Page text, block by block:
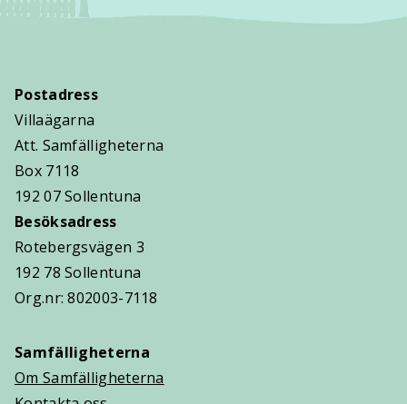
Postadress
Villaägarna
Att. Samfälligheterna
Box 7118
192 07 Sollentuna
Besöksadress
Rotebergsvägen 3
192 78 Sollentuna
Org.nr: 802003-7118
Samfälligheterna
Om Samfälligheterna